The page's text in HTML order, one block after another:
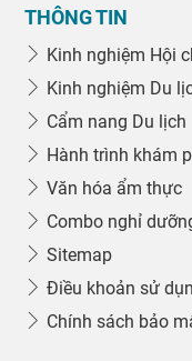
THÔNG TIN
Kinh nghiệm Hội
Kinh nghiệm Du
Cẩm nang Du lịch
Hành trình khám
Văn hóa ẩm thực
Combo nghỉ
Sitemap
Điều khoản sử
Chính sách bảo